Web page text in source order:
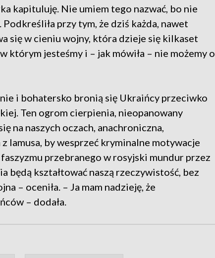
kapituluję. Nie umiem tego nazwać, bo nie
przy tym, że dziś każda, nawet
się w cieniu wojny, która dzieje się kilkaset
którym jesteśmy i – jak mówiła – nie możemy o
i bohatersko bronią się Ukraińcy przeciwko
Ten ogrom cierpienia, nieopanowany
na naszych oczach, anachroniczna,
lamusa, by wesprzeć kryminalne motywacje
przebranego w rosyjski mundur przez
będą kształtować naszą rzeczywistość, bez
– oceniła. – Ja mam nadzieję, że
– dodała.